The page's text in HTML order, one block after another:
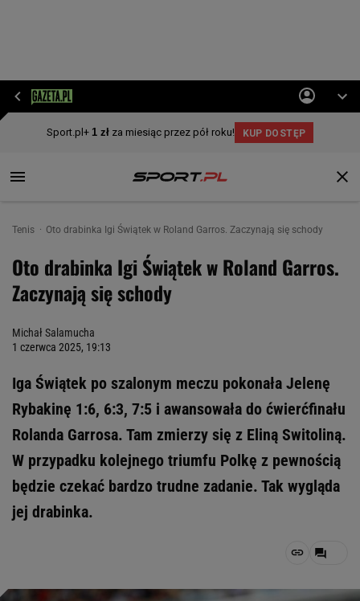
Tenis Oto drabinka Igi Świątek w Roland Garros. Zaczynają się schody
Oto drabinka Igi Świątek w Roland Garros.
Zaczynają się schody
Michał Salamucha
1 czerwca 2025, 19:13
Iga Świątek po szalonym meczu pokonała Jelenę
Rybakinę 1:6, 6:3, 7:5 i awansowała do ćwierćfinału
Rolanda Garrosa. Tam zmierzy się z Eliną Switoliną.
W przypadku kolejnego triumfu Polkę z pewnością
będzie czekać bardzo trudne zadanie. Tak wygląda
jej drabinka.